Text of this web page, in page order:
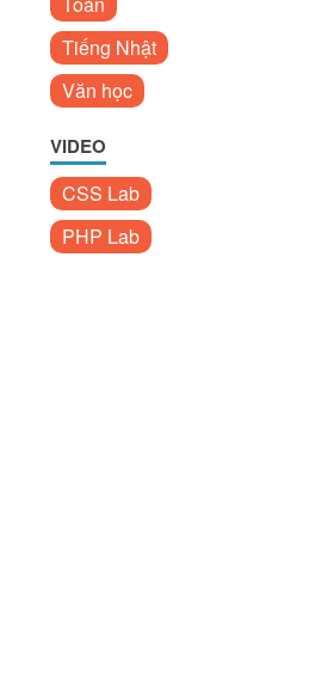
Tiếng Nhật
Văn học
VIDEO
CSS Lab
PHP Lab